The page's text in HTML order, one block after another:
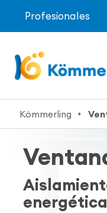
Profesionales
Kömmerling
energética